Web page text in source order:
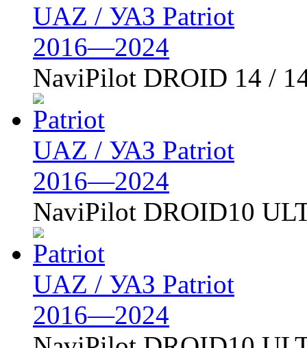
UAZ / УАЗ Patriot
2016—2024
NaviPilot DROID 14 /
UAZ / УАЗ Patriot
2016—2024
NaviPilot DROID10
UAZ / УАЗ Patriot
2016—2024